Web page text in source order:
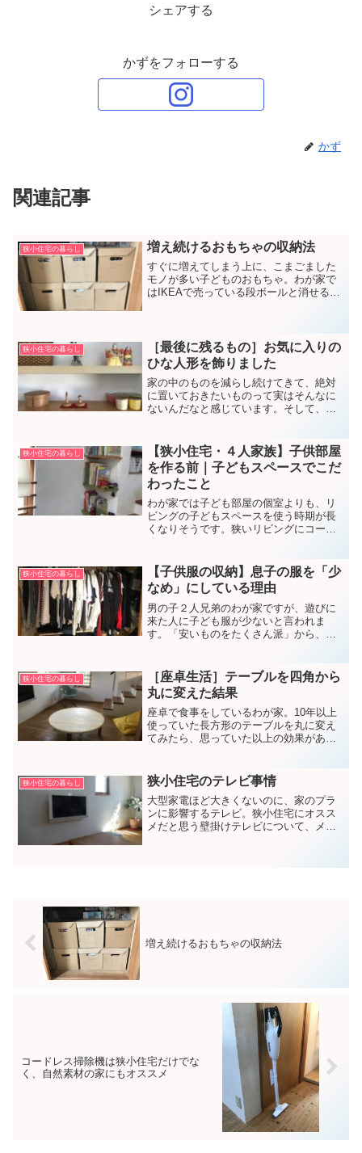
シェアする
かずをフォローする
かず
関連記事
狭小住宅の暮らし 増え続けるおもちゃの収納法
すぐに増えてしまう上に、こまごました
モノが多い子どものおもちゃ。わが家で
はIKEAで売っている段ボールと消せるタ
狭小住宅の暮らし
［最後に残るもの］お気に入りの
ひな人形を飾りました
家の中のものを減らし続けてきて、絶対
に置いておきたいものって実はそんなに
ないんだなと感じています。そして、ず
狭小住宅の暮らし
【狭小住宅・４人家族】子供部屋
を作る前｜子どもスペースでこだ
わったこと
わが家では子ども部屋の個室よりも、リ
ビングの子どもスペースを使う時期が長
くなりそうです。狭いリビングにコーナ
狭小住宅の暮らし
【子供服の収納】息子の服を「少
なめ」にしている理由
男の子２人兄弟のわが家ですが、遊びに
来た人に子ども服が少ないと言われま
す。「安いものをたくさん派」から、少
狭小住宅の暮らし
［座卓生活］テーブルを四角から
丸に変えた結果
座卓で食事をしているわが家。10年以上
使っていた長方形のテーブルを丸に変え
てみたら、思っていた以上の効果があり
狭小住宅の暮らし 狭小住宅のテレビ事情
大型家電ほど大きくないのに、家のプラ
ンに影響するテレビ。狭小住宅にオスス
メだと思う壁掛けテレビについて、メリ
増え続けるおもちゃの収納法
コードレス掃除機は狭小住宅だけでな
く、自然素材の家にもオススメ